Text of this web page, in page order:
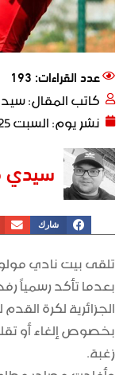
عدد القراءات: 193
كاتب المقال:
نشر يوم:السبت 25 أبريل 2026 [13:45 مساءً ] بتوقيت الجزائر
سيدي
شارك
تلقى بيت نادي
بعدما تأكد رسمياً
الجزائرية لكرة
بخصوص إلغاء أو
زغبة.